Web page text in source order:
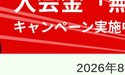
2026年